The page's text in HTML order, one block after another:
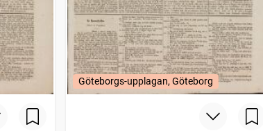
Göteborgs-upplagan, Göteborg